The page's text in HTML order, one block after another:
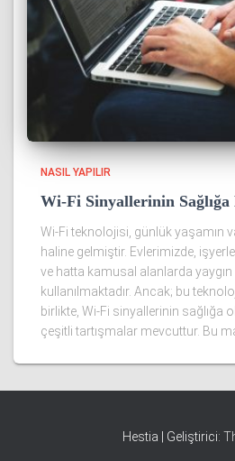
NASIL YAPILIR
Wi-Fi Sinyallerinin
Wi-Fi teknolojisi, günlük yaşamın
haline gelmiştir. Evlerimizde,
ve hatta kamusal alanlarda
kullanılmaktadır. Ancak; bu
birlikte, Wi-Fi sinyallerinin sağlığa
çeşitli tartışmalar mevcuttur. Bu
Hestia | Geliştirici: